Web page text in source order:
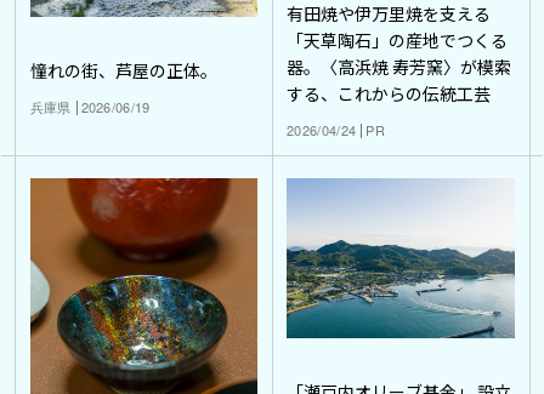
憧れの街、芦屋の正体。
兵庫県 2026/06/19
有田焼や伊万里焼を支える
「天草陶石」の産地でつくる
器。〈高浜焼 寿芳窯〉が模索
する、これからの伝統工芸
2026/04/24 PR